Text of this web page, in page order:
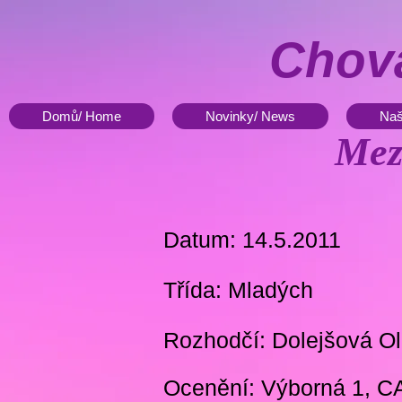
Domů/ Home Novinky/ News
Datum: 14.5.2011
Třída: Mladých
Rozhodčí: Dolejšová
Ocenění: Výborná 1,